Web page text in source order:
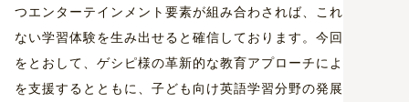
つエンターテインメント要素が組み合わされば、これまでに
ない学習体験を生み出せると確信しております。今回の出資
をとおして、ゲシピ様の革新的な教育アプローチによる成長
を支援するとともに、子ども向け英語学習分野の発展に貢献